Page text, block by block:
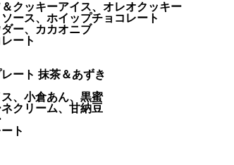
クッキーアイス、オレオクッキー
ース、ホイップチョコレート
ー、カカオニブ
ート
レート 抹茶＆あずき
、小倉あん、黒蜜
クリーム、甘納豆
ト